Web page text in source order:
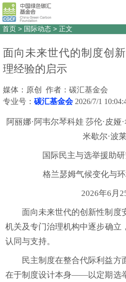
首页 > 国际动态 > 正文
面向未来世代的制度创
理经验的启示
媒体：原创 作者：碳汇基金会
专业号： 碳汇基金会 2026/7/1
阿丽娜·阿韦尔琴科娃 莎伦·皮娅
米歇尔·波
国际民主与选举援助
格兰瑟姆气候变化与
2026年6月
面向未来世代的创新性制度
机关及专门治理机构中逐步确立
认同与支持。
民主制度在整合代际利益方
在于制度设计本身——以定期选